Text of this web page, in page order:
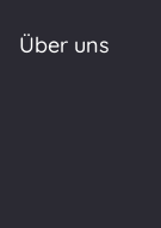
Über uns